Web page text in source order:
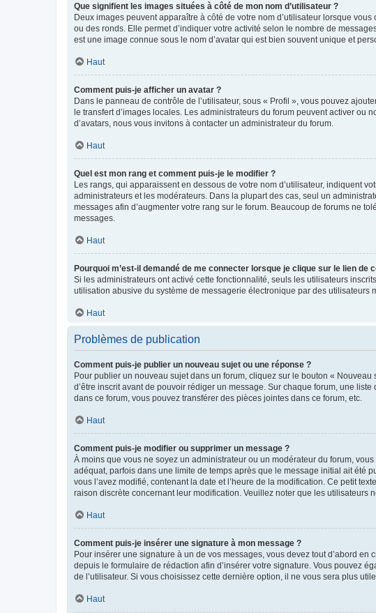
Que signifient les images situées à côté de mon nom d’utilisateur ?
Deux images peuvent apparaître à côté de votre nom d’utilisateur lorsque
ou des ronds. Elle permet d’indiquer votre activité selon le nombre de
est une image connue sous le nom d’avatar qui est bien souvent unique et
Haut
Comment puis-je afficher un avatar ?
Dans le panneau de contrôle de l’utilisateur, sous « Profil », vous pouvez
le transfert d’images locales. Les administrateurs du forum peuvent activer
d’avatars, nous vous invitons à contacter un administrateur du forum.
Haut
Quel est mon rang et comment puis-je le modifier ?
Les rangs, qui apparaissent en dessous de votre nom d’utilisateur, indiquent
administrateurs et les modérateurs. Dans la plupart des cas, seul un
messages afin d’augmenter votre rang sur le forum. Beaucoup de forums ne
messages.
Haut
Pourquoi m’est-il demandé de me connecter lorsque je clique sur le lien de
Si les administrateurs ont activé cette fonctionnalité, seuls les utilisateurs
utilisation abusive du système de messagerie électronique par des utilisateurs
Haut
Problèmes de publication
Comment puis-je publier un nouveau sujet ou une réponse ?
Pour publier un nouveau sujet dans un forum, cliquez sur le bouton «
d’être inscrit avant de pouvoir rédiger un message. Sur chaque forum, une
dans ce forum, vous pouvez transférer des pièces jointes dans ce forum, etc.
Haut
Comment puis-je modifier ou supprimer un message ?
À moins que vous ne soyez un administrateur ou un modérateur du forum,
adéquat, parfois dans une limite de temps après que le message initial ait été
vous l’avez modifié, contenant la date et l’heure de la modification. Ce petit
raison discrète concernant leur modification. Veuillez noter que les utilisateurs
Haut
Comment puis-je insérer une signature à mon message ?
Pour insérer une signature à un de vos messages, vous devez tout d’abord
depuis le formulaire de rédaction afin d’insérer votre signature. Vous pouvez
de l’utilisateur. Si vous choisissez cette dernière option, il ne vous sera plus
Haut